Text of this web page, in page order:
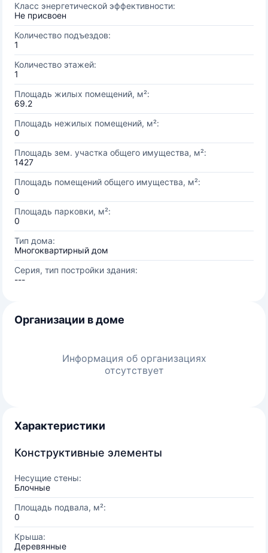
Класс энергетической эффективности:
Не присвоен
Количество подъездов:
1
Количество этажей:
1
Площадь жилых помещений, м²:
69.2
Площадь нежилых помещений, м²:
0
Площадь зем. участка общего имущества, м²:
1427
Площадь помещений общего имущества, м²:
0
Площадь парковки, м²:
0
Тип дома:
Многоквартирный дом
Серия, тип постройки здания:
---
Организации в доме
Информация об организациях
отсутствует
Характеристики
Конструктивные элементы
Несущие стены:
Блочные
Площадь подвала, м²:
0
Крыша:
Деревянные